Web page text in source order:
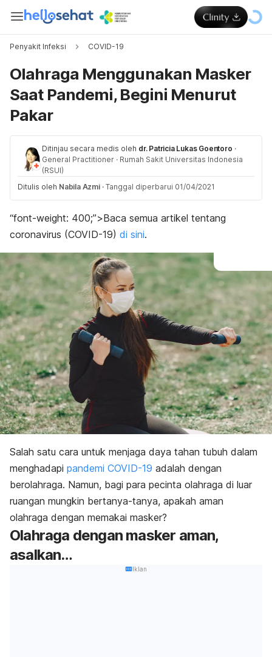
Penyakit Infeksi COVID-19
Olahraga Menggunakan Masker
Saat Pandemi, Begini Menurut
Pakar
Ditinjau secara medis oleh dr. Patricia Lukas Goentoro ·
General Practitioner · Rumah Sakit Universitas Indonesia
(RSUI)
Ditulis oleh Nabila Azmi · Tanggal diperbarui 01/04/2021
“font-weight: 400;”>Baca semua artikel tentang
coronavirus (COVID-19) di sini.
Salah satu cara untuk menjaga daya tahan tubuh dalam
menghadapi pandemi COVID-19 adalah dengan
berolahraga. Namun, bagi para pecinta olahraga di luar
ruangan mungkin bertanya-tanya, apakah aman
olahraga dengan memakai masker?
Olahraga dengan masker aman,
asalkan…
Iklan